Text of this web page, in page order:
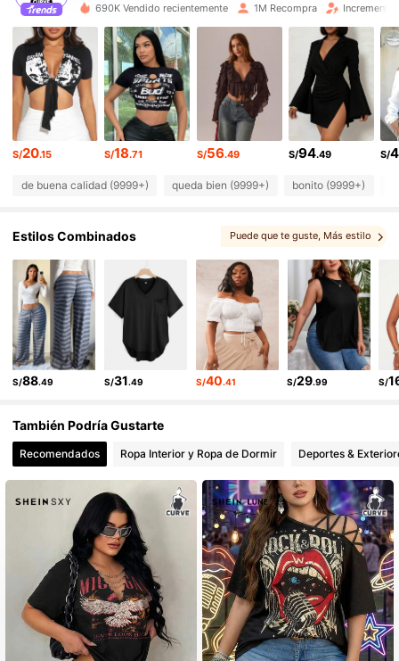
4.89 450K Seguidores
4.89 450K Seguidores
4.89 450K Seguidores
4.89 450K Seguidores
450K Seguidores
4.89 450K Seguidores
450K Seguidores
690K Vendido recientemente 1M Recompra Incremento
S/20.15 S/18.71 S/56.49 S/94.49 S/
de buena calidad (9999+) queda bien (9999+) bonito (9999+)
Estilos Combinados Puede que te guste, Más estilo
S/88.49 S/31.49 S/40.41 S/29.99 S/
También Podría Gustarte
Recomendados Ropa Interior y Ropa de Dormir Deportes &